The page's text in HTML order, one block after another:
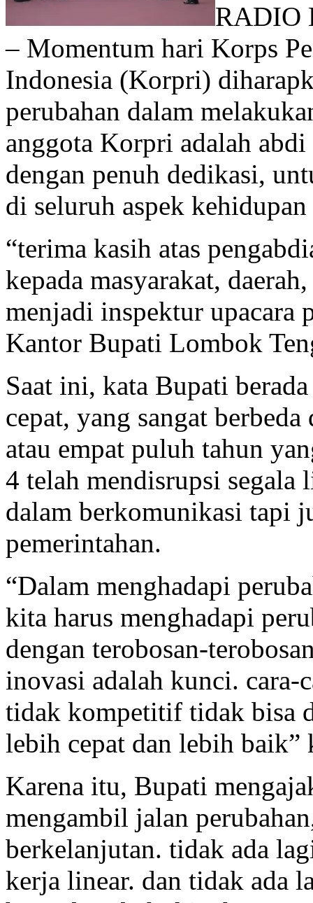
RADIO
– Momentum hari Korps
Indonesia (Korpri)
perubahan dalam
anggota Korpri adalah
dengan penuh dedikasi,
di seluruh aspek
“terima kasih atas
kepada masyarakat,
menjadi inspektur upacara
Kantor Bupati Lombok
Saat ini, kata Bupati
cepat, yang sangat
atau empat puluh tahun
4 telah mendisrupsi segala
dalam berkomunikasi tapi
pemerintahan.
“Dalam menghadapi
kita harus menghadapi
dengan terobosan-
inovasi adalah kunci. cara-
tidak kompetitif tidak bisa
lebih cepat dan lebih baik”
Karena itu, Bupati
mengambil jalan
berkelanjutan. tidak ada
kerja linear. dan tidak ada